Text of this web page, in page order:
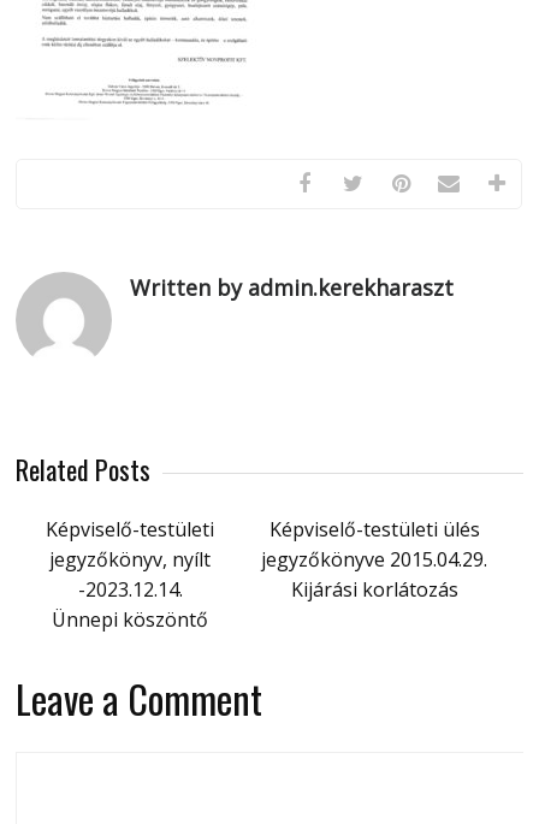
Written by admin.kerekharaszt
Related Posts
Képviselő-testületi
jegyzőkönyv, nyílt
-2023.12.14.
Képviselő-testületi ülés
jegyzőkönyve 2015.04.29.
Kijárási korlátozás
Ünnepi köszöntő
Leave a Comment